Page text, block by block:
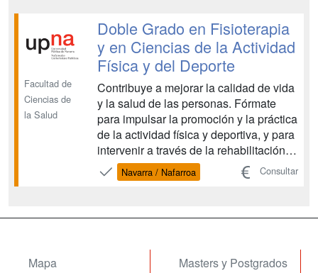
II Valoración en Fisioterapia II
Cinesiterapia Neuroanatomía
Funcional...
Facultad de
Ciencias de
la Salud
Doble Grado en Fisioterapia
y en Ciencias de la Actividad
Física y del Deporte
Contribuye a mejorar la calidad de vida
y la salud de las personas. Fórmate
para impulsar la promoción y la práctica
de la actividad física y deportiva, y para
intervenir a través de la rehabilitación,
la motricidad, la prevención de lesiones
y el tratamiento de patologías.
Navarra / Nafarroa Consultar
Mapa
Masters y Postgrados